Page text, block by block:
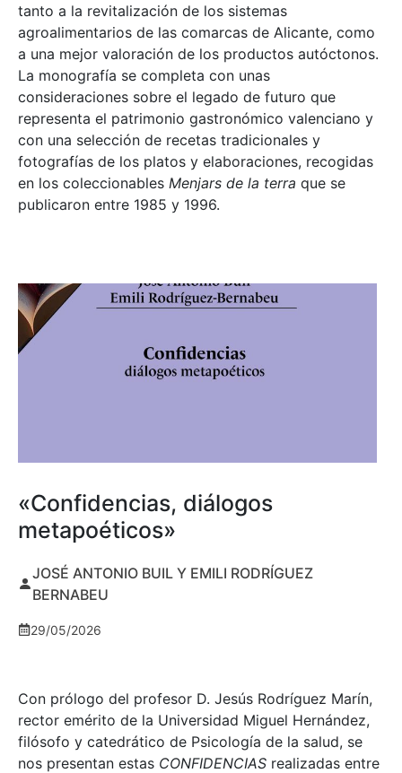
tanto a la revitalización de los sistemas
agroalimentarios de las comarcas de Alicante, como
a una mejor valoración de los productos autóctonos.
La monografía se completa con unas
consideraciones sobre el legado de futuro que
representa el patrimonio gastronómico valenciano y
con una selección de recetas tradicionales y
fotografías de los platos y elaboraciones, recogidas
en los coleccionables Menjars de la terra que se
publicaron entre 1985 y 1996.
«Confidencias, diálogos
metapoéticos»
JOSÉ ANTONIO BUIL Y EMILI RODRÍGUEZ
BERNABEU
29/05/2026
Con prólogo del profesor D. Jesús Rodríguez Marín,
rector emérito de la Universidad Miguel Hernández,
filósofo y catedrático de Psicología de la salud, se
nos presentan estas CONFIDENCIAS realizadas entre